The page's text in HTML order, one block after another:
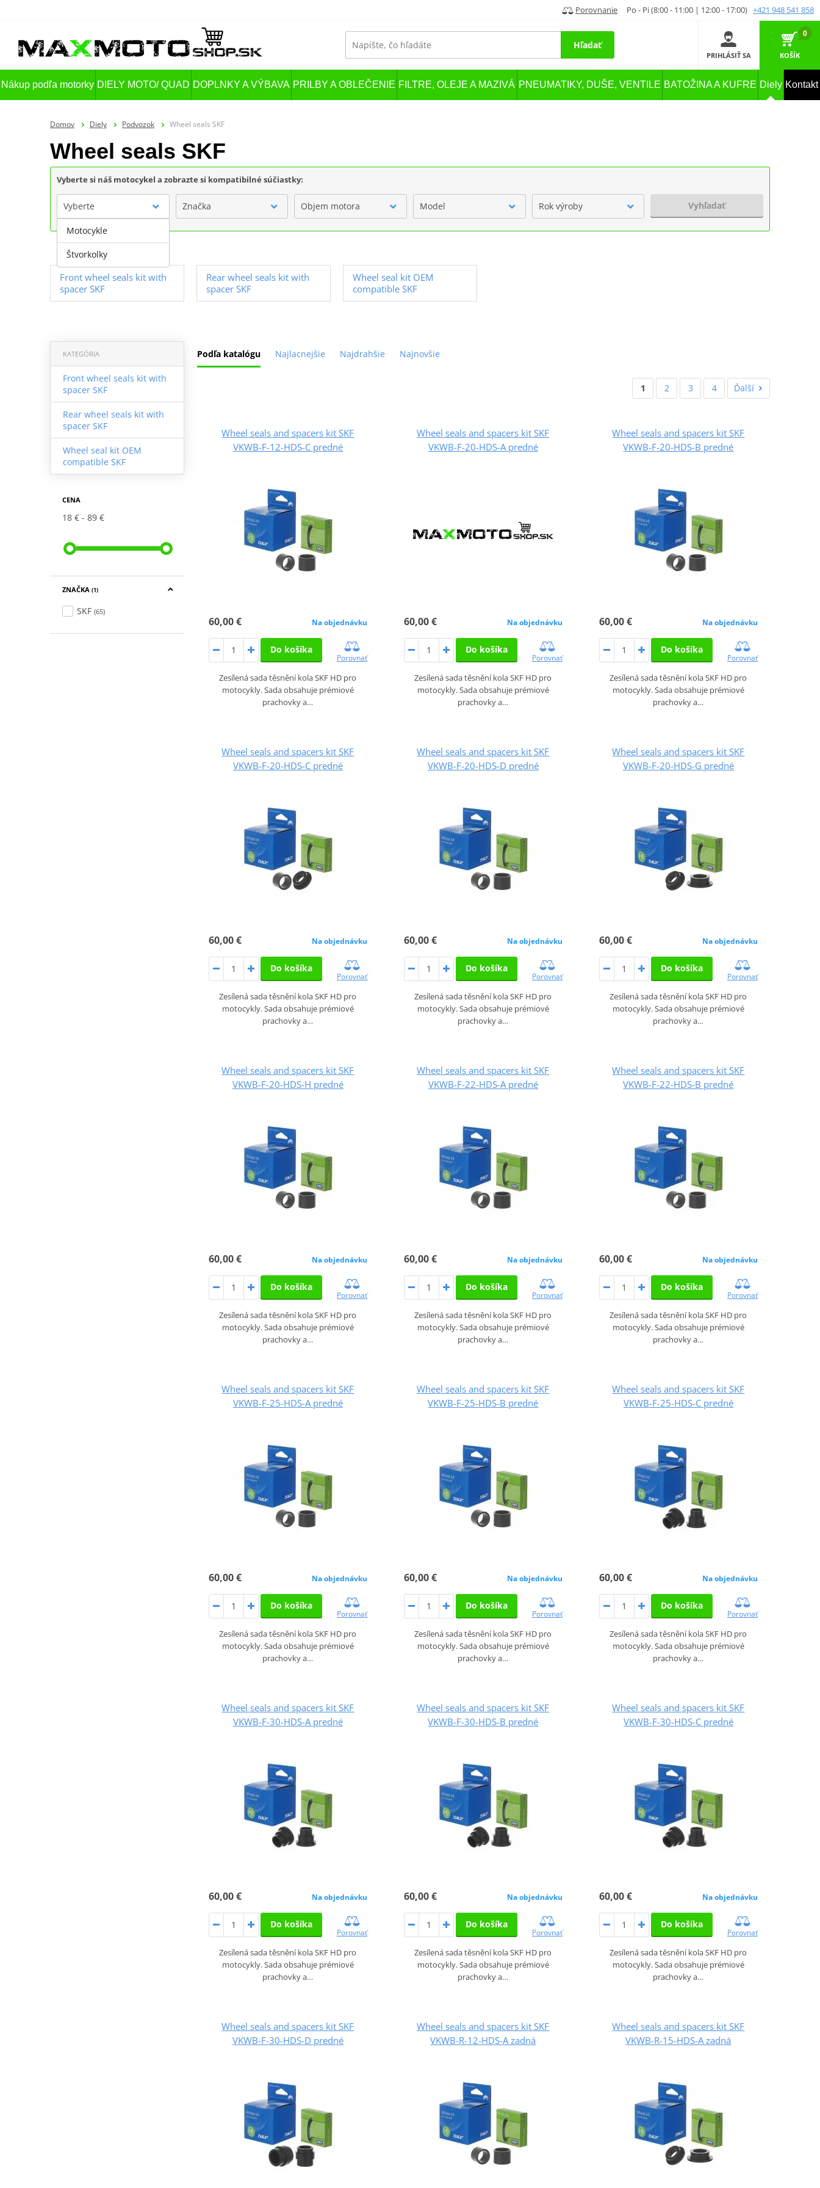
Porovnanie Po - Pi (8:00 - 11:00 | 12:00 - 17:00) +421 948 541 858
Hľadať
PRIHLÁSIŤ SA
0
KOŠÍK
Nákup podľa motorky DIELY MOTO/ QUAD DOPLNKY A VÝBAVA PRILBY A OBLEČENIE FILTRE, OLEJE A MAZIVÁ PNEUMATIKY, DUŠE, VENTILE BATOŽINA A KUFRE Diely Kontakt
Domov Diely Podvozok Wheel seals SKF
Wheel seals SKF
Vyberte si náš motocykel a zobrazte si kompatibilné súčiastky:
Vyberte Značka Objem motora Model Rok výroby Vyhľadať
Front wheel seals kit with
spacer SKF
Rear wheel seals kit with
spacer SKF
Wheel seal kit OEM
compatible SKF
Podľa katalógu Najlacnejšie Najdrahšie Najnovšie
KATEGÓRIA
Front wheel seals kit with
spacer SKF
Rear wheel seals kit with
spacer SKF
Wheel seal kit OEM
compatible SKF
CENA
18 € 89 €
ZNAČKA (1)
SKF (65)
1 2 3 4 Ďalší
Wheel seals and spacers kit SKF
VKWB-F-12-HDS-C predné
60,00 € Na objednávku
Do košíka
Porovnať
Zesílená sada těsnění kola SKF HD pro
motocykly. Sada obsahuje prémiové
prachovky a…
Wheel seals and spacers kit SKF
VKWB-F-20-HDS-A predné
60,00 € Na objednávku
Do košíka
Porovnať
Zesílená sada těsnění kola SKF HD pro
motocykly. Sada obsahuje prémiové
prachovky a…
Wheel seals and spacers kit SKF
VKWB-F-20-HDS-B predné
60,00 € Na objednávku
Do košíka
Porovnať
Zesílená sada těsnění kola SKF HD pro
motocykly. Sada obsahuje prémiové
prachovky a…
Wheel seals and spacers kit SKF
VKWB-F-20-HDS-C predné
60,00 € Na objednávku
Do košíka
Porovnať
Zesílená sada těsnění kola SKF HD pro
motocykly. Sada obsahuje prémiové
prachovky a…
Wheel seals and spacers kit SKF
VKWB-F-20-HDS-D predné
60,00 € Na objednávku
Do košíka
Porovnať
Zesílená sada těsnění kola SKF HD pro
motocykly. Sada obsahuje prémiové
prachovky a…
Wheel seals and spacers kit SKF
VKWB-F-20-HDS-G predné
60,00 € Na objednávku
Do košíka
Porovnať
Zesílená sada těsnění kola SKF HD pro
motocykly. Sada obsahuje prémiové
prachovky a…
Wheel seals and spacers kit SKF
VKWB-F-20-HDS-H predné
60,00 € Na objednávku
Do košíka
Porovnať
Zesílená sada těsnění kola SKF HD pro
motocykly. Sada obsahuje prémiové
prachovky a…
Wheel seals and spacers kit SKF
VKWB-F-22-HDS-A predné
60,00 € Na objednávku
Do košíka
Porovnať
Zesílená sada těsnění kola SKF HD pro
motocykly. Sada obsahuje prémiové
prachovky a…
Wheel seals and spacers kit SKF
VKWB-F-22-HDS-B predné
60,00 € Na objednávku
Do košíka
Porovnať
Zesílená sada těsnění kola SKF HD pro
motocykly. Sada obsahuje prémiové
prachovky a…
Wheel seals and spacers kit SKF
VKWB-F-25-HDS-A predné
60,00 € Na objednávku
Do košíka
Porovnať
Zesílená sada těsnění kola SKF HD pro
motocykly. Sada obsahuje prémiové
prachovky a…
Wheel seals and spacers kit SKF
VKWB-F-25-HDS-B predné
60,00 € Na objednávku
Do košíka
Porovnať
Zesílená sada těsnění kola SKF HD pro
motocykly. Sada obsahuje prémiové
prachovky a…
Wheel seals and spacers kit SKF
VKWB-F-25-HDS-C predné
60,00 € Na objednávku
Do košíka
Porovnať
Zesílená sada těsnění kola SKF HD pro
motocykly. Sada obsahuje prémiové
prachovky a…
Wheel seals and spacers kit SKF
VKWB-F-30-HDS-A predné
60,00 € Na objednávku
Do košíka
Porovnať
Zesílená sada těsnění kola SKF HD pro
motocykly. Sada obsahuje prémiové
prachovky a…
Wheel seals and spacers kit SKF
VKWB-F-30-HDS-B predné
60,00 € Na objednávku
Do košíka
Porovnať
Zesílená sada těsnění kola SKF HD pro
motocykly. Sada obsahuje prémiové
prachovky a…
Wheel seals and spacers kit SKF
VKWB-F-30-HDS-C predné
60,00 € Na objednávku
Do košíka
Porovnať
Zesílená sada těsnění kola SKF HD pro
motocykly. Sada obsahuje prémiové
prachovky a…
Wheel seals and spacers kit SKF
VKWB-F-30-HDS-D predné
Wheel seals and spacers kit SKF
VKWB-R-12-HDS-A zadná
Wheel seals and spacers kit SKF
VKWB-R-15-HDS-A zadná
Motocykle
Štvorkolky